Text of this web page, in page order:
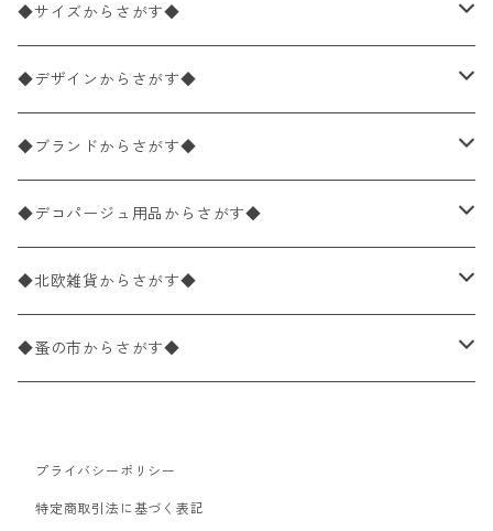
ペーパーナプキン2枚バラ売り
ペーパーナプキン1枚バラ売り
ペーパーナプキン20枚入りパック
ペーパーナプキン10枚入りパック
ライスペーパー
ペーパーリネンナプキン
ワックスペーパー
◆サイズからさがす◆
33×33cm（ランチサイズ）
バラ売り
パック売り
25×25cm（カクテルサイズ）
バラ売り
パック売り
40×40cm（ディナーサイズ）
バラ売り
パック売り
21×21cm（ポケットサイズ）
バラ売り
33cm（ラウンド）
◆デザインからさがす◆
花柄
植物・グリーン柄
動物・鳥・昆虫・蝶柄
海・魚柄
食べ物・フルーツ・野菜・ドリンク柄
◆ブランドからさがす◆
ドイツ製 IHR/イア
ランチサイズ
カクテルサイズ
ドイツ製 Ambiente/アンビエンテ
ランチサイズ
ドイツ製 Paperproducts Design
カクテルサイズ
ランチサイズ
ドイツ製 ti-flair/ティーフレア
◆デコパージュ用品からさがす◆
デコパージュ液
デコパージュ下地
デコパージュはさみ
◆北欧雑貨からさがす◆
シリコンモールド
トレイ
◆蚤の市からさがす◆
北欧雑貨
プライバシーポリシー
特定商取引法に基づく表記